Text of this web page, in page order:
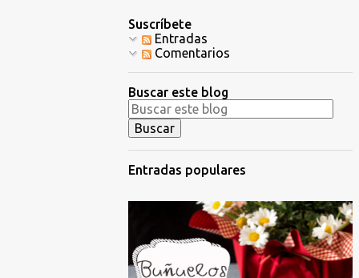
Suscríbete
Entradas
Comentarios
Buscar este blog
Entradas populares